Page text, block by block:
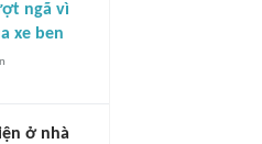
ngã vì
xe ben
ở nhà